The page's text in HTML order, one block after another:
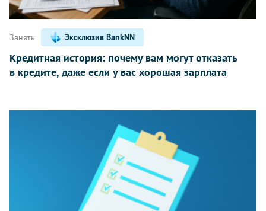
Занять Эксклюзив BankNN
Кредитная история: почему вам могут отказать
в кредите, даже если у вас хорошая зарплата